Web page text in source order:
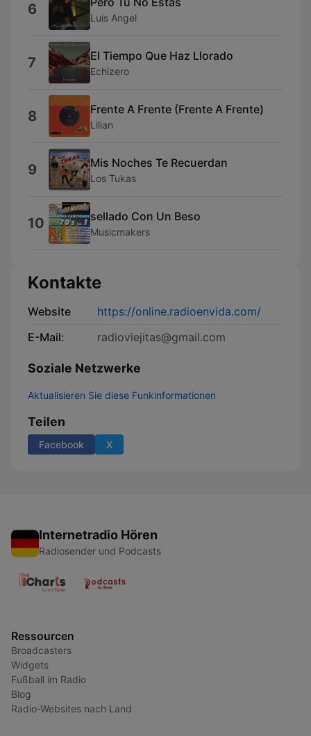
6 Luis Angel
7 El Tiempo Que Haz Llorado
Echizero
8 Frente A Frente (Frente A Frente)
Lilian
9 Mis Noches Te Recuerdan
Los Tukas
10 sellado Con Un Beso
Musicmakers
Kontakte
Website
https://online.radioenvida.com/
E-Mail:
radioviejitas@gmail.com
Soziale Netzwerke
Aktualisieren Sie diese Funkinformationen
Teilen
Facebook X
Internetradio Hören
Radiosender und Podcasts
Ressourcen
Broadcasters
Widgets
Fußball im Radio
Blog
Radio-Websites nach Land